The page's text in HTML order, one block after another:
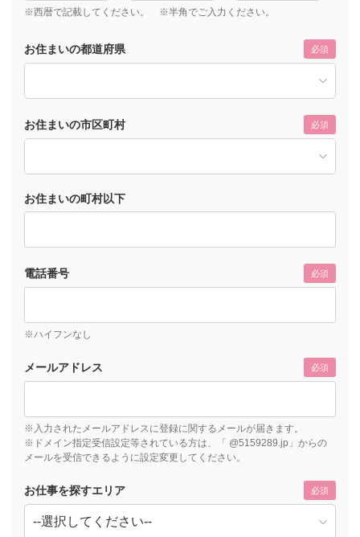
※西暦で記載してください。 ※半角でご入力ください。
お住まいの都道府県 必須
お住まいの市区町村 必須
お住まいの町村以下
電話番号 必須
※ハイフンなし
メールアドレス 必須
※入力されたメールアドレスに登録に関するメールが届きます。
※ドメイン指定受信設定等されている方は、「 @5159289.jp」からの
メールを受信できるように設定変更してください。
お仕事を探すエリア 必須